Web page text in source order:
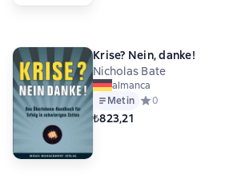
Krise? Nein, danke!
Nicholas Bate
almanca
Metin Средний рейтинг
0
₺823,21